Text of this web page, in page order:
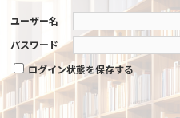
ユーザー名
パスワード
ログイン状態を保存する